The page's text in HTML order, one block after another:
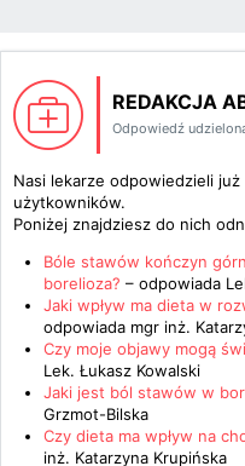
REDAKCJA
Odpowiedź
Nasi lekarze odpowiedzieli
użytkowników.
Poniżej znajdziesz do nich
Bóle stawów kończyn
borelioza? – odpowiada
Jaki wpływ ma dieta w
odpowiada mgr inż.
Czy moje objawy mogą
Lek. Łukasz Kowalski
Jaki jest ból stawów w
Grzmot-Bilska
Czy dieta ma wpływ na
inż. Katarzyna Krupińska